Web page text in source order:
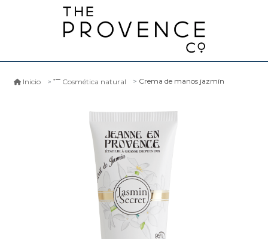
Inicio Cosmética natural Crema de manos jazmín